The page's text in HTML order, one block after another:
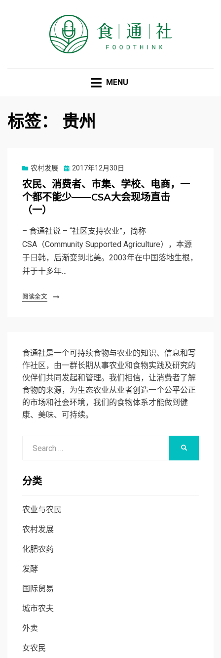
MENU
标签： 贵州
农村发展
Posted
on
2017年12月30日
农民、消费者、市集、学校、电商，一
个都不能少——CSA大会现场直击
（一）
– 食通社说 – “社区支持农业”，简称
CSA（Community Supported Agriculture），本源
于日韩，后渐变到北美。2003年在中国落地生根，
并于十多年…
阅读全文
食通社是一个可持续食物与农业的知识、信息和写
作社区，由一群长期从事农业和食物实践及研究的
伙伴们共同发起和管理。我们相信，让消费者了解
食物的来源，为生态农业从业者创造一个公平公正
的市场和社会环境，我们的食物体系才能做到健
康、美味、可持续。
分类
农业与农民
农村发展
化肥农药
发酵
国际贸易
城市农夫
外卖
女农民